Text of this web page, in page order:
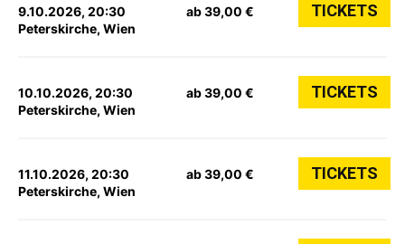
9.10.2026, 20:30
Peterskirche, Wien
ab 39,00 € TICKETS
10.10.2026, 20:30
Peterskirche, Wien
ab 39,00 € TICKETS
11.10.2026, 20:30
Peterskirche, Wien
ab 39,00 € TICKETS